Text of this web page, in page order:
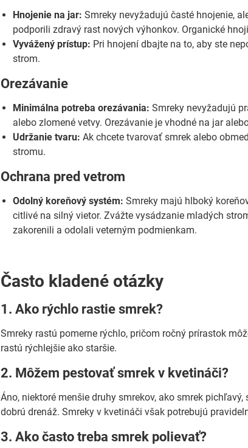
Hnojenie na jar: Smreky nevyžadujú časté hnojenie,
podporili zdravý rast nových výhonkov. Organické
Vyvážený prístup: Pri hnojení dbajte na to, aby ste
strom.
Orezávanie
Minimálna potreba orezávania: Smreky nevyžadujú
alebo zlomené vetvy. Orezávanie je vhodné na jar
Udržanie tvaru: Ak chcete tvarovať smrek alebo
stromu.
Ochrana pred vetrom
Odolný koreňový systém: Smreky majú hlboký
citlivé na silný vietor. Zvážte vysádzanie mladých
zakorenili a odolali veterným podmienkam.
Často kladené otázky
1. Ako rýchlo rastie smrek?
Smreky rastú pomerne rýchlo, pričom ročný prírastok
rastú rýchlejšie ako staršie.
2. Môžem pestovať smrek v kvetináči?
Áno, niektoré menšie druhy smrekov, ako smrek
dobrú drenáž. Smreky v kvetináči však potrebujú
3. Ako často treba smrek polievať?